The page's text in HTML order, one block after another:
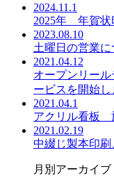
2024.11.1
2025年 年賀状
2023.08.10
土曜日の営業に
2021.04.12
オープンリー
ービスを開始し
2021.04.1
アクリル看板
2021.02.19
中綴じ製本印
月別アーカイブ